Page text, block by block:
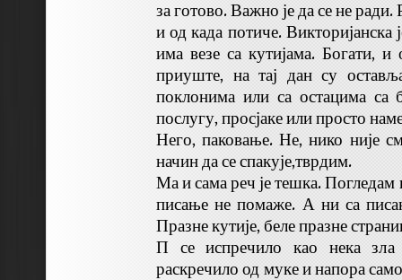
за готово. Важно је да се не ради.
и од када потиче. Викторијанска
има везе са кутијама. Богати,
приуште, на тај дан су
поклонима или са остацима са
послугу, просјаке или просто
Него, паковање. Не, нико није
начин да се спакује,тврдим.
Ма и сама реч је тешка. Погледам
писање не помаже. А ни са
Празне кутије, беле празне
П се испречило као нека
раскречило од муке и напора